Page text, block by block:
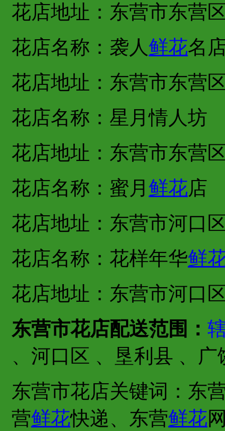
花店地址：东营市东营
花店名称：袭人鲜花名
花店地址：东营市东营
花店名称：星月情人坊
花店地址：东营市东营
花店名称：蜜月 鲜花店
花店地址：东营市河口
花店名称：花样年华鲜
花店地址：东营市河口
东营市花店配送范围：
、河口区 、垦利县 、
东营市花店关键词：东
营鲜花快递、东营鲜花